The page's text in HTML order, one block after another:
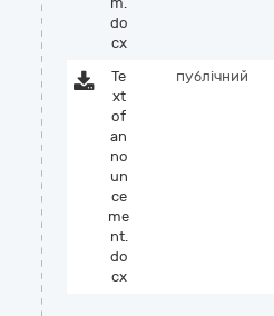
do
cx
Te
xt
of
an
no
un
ce
me
nt.
do
cx
публічний